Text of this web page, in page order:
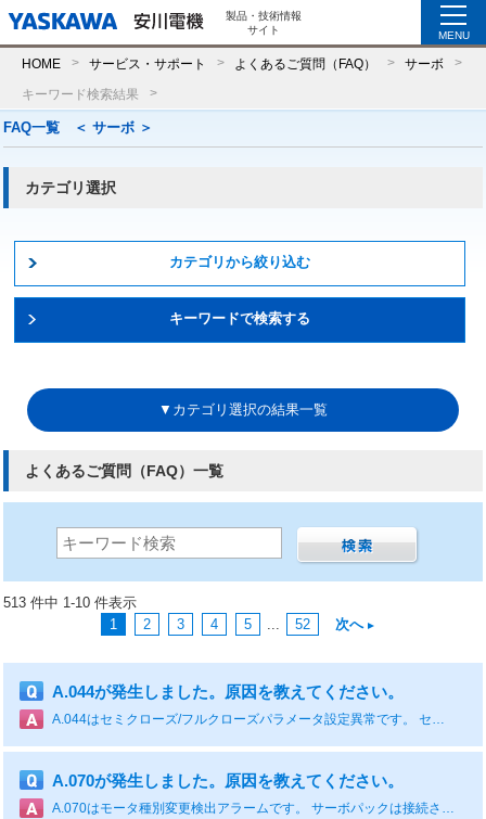
製品・技術情報
サイト
MENU
HOME サービス・サポート よくあるご質問（FAQ） サーボ
キーワード検索結果
FAQ一覧 ＜ サーボ ＞
カテゴリ選択
カテゴリから絞り込む
キーワードで検索する
▼カテゴリ選択の結果一覧
よくあるご質問（FAQ）一覧
513 件中 1-10 件表示
1
2 3 4 5 ... 52 次へ
A.044が発生しました。原因を教えてください。
A.044はセミクローズ/フルクローズパラメータ設定異常です。 セミクローズ/フルクローズに関するパラメータ(Pn002.3)の設定値に不整合がある場合に発生します。 例えばフルクローズモジュールが接続されていないときに、外部エンコーダを使用するパラメータ設定にいる場合に発生します。 対処方法は、下表を参照ください。 原因 確認方法 対処方法 フルクローズモジュールと外部エンコーダの使用方法(Pn002 = n.Xooo)の設定が合っていない Pn002 = n.Xoooの設定を確認する。 フルクローズモジュールとPn002 = n.Xoooの設定の整合をとる。
A.070が発生しました。原因を教えてください。
A.070はモータ種別変更検出アラームです。 サーボパックは接続されているサーボモータを自動判別するため、前回接続されていたサーボモータとは種別の異なるサーボモータが接続された場合、A.070を検出します。 A.070が発生したときは、新しく接続されたサーボモータに合わせたパラメータ設定を行う必要があります。 対処方法は下表とリセット手順を参照ください。 原因 確認方法 対処方法 回転形サーボモータが取り外され，リニアサーボモータが接続された。 - リニアサーボモータに合わせたパラメータ設定を行い，モータ種別アラーム消去を実行する。その後，サーボパックの電源を再投入する。 リニアサーボモータが取り外され，回転形サーボモータが接続された。 - 回転形サーボモータに合わせたパラメータ設定を行い，モータ種別アラーム消去を実行する。その後，サーボパックの電源を再投入する。 ■ディジタルオペレータまたはパネルオペレータでのリセット手順（Fn021：モータ種別アラームの消去) ■SigmaWin+でのリセット手順